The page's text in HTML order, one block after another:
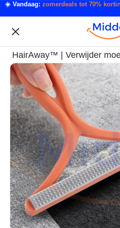
Ga naar inhoud
☀️ Vandaag: zomerdeals tot 70%
Zoeken
Acties
Acties & Deals
Slaapkamer & Badkamer
Mode & Accessoires
Tech & Gadgets
Auto & Klussen
Tuin & Outdoor
HairAway™ | Verwijder
Ga direct naar